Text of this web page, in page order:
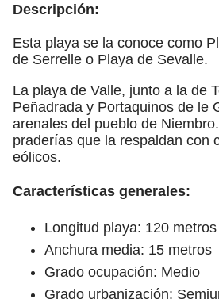
Descripción:
Esta playa se la conoce como
de Serrelle o Playa de Sevalle.
La playa de Valle, junto a la de
Peñadrada y Portaquinos de le
arenales del pueblo de
praderías que la respaldan con
eólicos.
Características generales:
Longitud playa: 120 metros
Anchura media: 15 metros
Grado ocupación: Medio
Grado urbanización: